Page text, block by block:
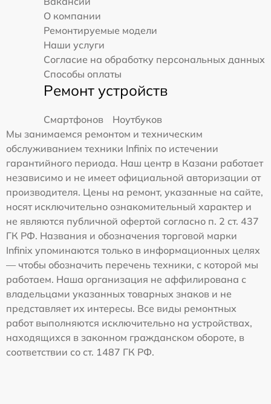
О компании
Ремонтируемые модели
Наши услуги
Согласие на обработку персональных данных
Способы оплаты
Ремонт устройств
Смартфонов
Ноутбуков
Мы занимаемся ремонтом и техническим
обслуживанием техники Infinix по истечении
гарантийного периода. Наш центр в Казани работает
независимо и не имеет официальной авторизации от
производителя. Цены на ремонт, указанные на сайте,
носят исключительно ознакомительный характер и
не являются публичной офертой согласно п. 2 ст. 437
ГК РФ. Названия и обозначения торговой марки
Infinix упоминаются только в информационных целях
— чтобы обозначить перечень техники, с которой мы
работаем. Наша организация не аффилирована с
владельцами указанных товарных знаков и не
представляет их интересы. Все виды ремонтных
работ выполняются исключительно на устройствах,
находящихся в законном гражданском обороте, в
соответствии со ст. 1487 ГК РФ.